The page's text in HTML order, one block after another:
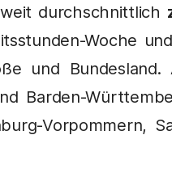
durchschnittlich
Woche
und
Barden-
Vorpommern,